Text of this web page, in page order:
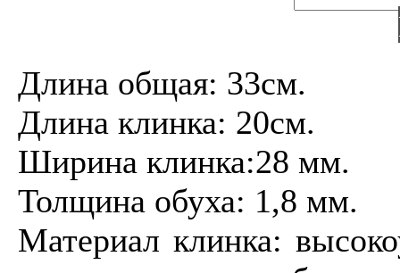
Длина общая: 33см.
Длина клинка: 20см.
Ширина клинка:28 мм.
Толщина обуха: 1,8 мм.
Материал клинка: